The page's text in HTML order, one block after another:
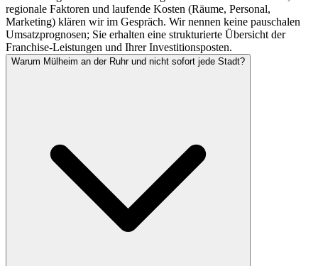
regionale Faktoren und laufende Kosten (Räume, Personal,
Marketing) klären wir im Gespräch. Wir nennen keine pauschalen
Umsatzprognosen; Sie erhalten eine strukturierte Übersicht der
Franchise-Leistungen und Ihrer Investitionsposten.
Warum Mülheim an der Ruhr und nicht sofort jede Stadt?